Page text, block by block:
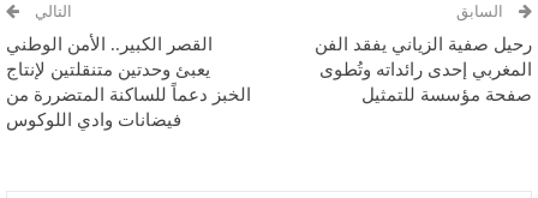
السابق
رحيل صفية الزياني يفقد الفن
المغربي إحدى رائداته وتُطوى
صفحة مؤسسة للتمثيل
التالي
القصر الكبير.. الأمن الوطني
يعبئ وحدتين متنقلتين لإنتاج
الخبز دعماً للساكنة المتضررة من
فيضانات وادي اللوكوس